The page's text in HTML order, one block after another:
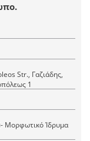
Mητροπόλεως 1
Μορφωτικό Ίδρυμα